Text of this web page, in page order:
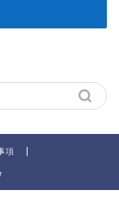
項